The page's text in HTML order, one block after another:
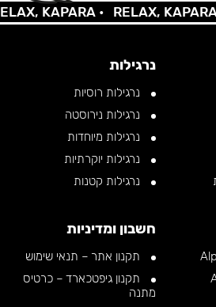
KAPARA • RELAX, KAPARA •
נרגילות
נרגילות רוסיות
נרגילות נירוסטה
נרגילות מיוחדות
נרגילות יוקרתיות
נרגילות קטנות
חשבון ומדיניות
תקנון אתר – תנאי שימוש
תקנון גיפטכארד – כרטיס
מתנה